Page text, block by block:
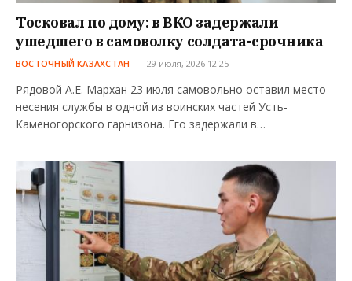
Тосковал по дому: в ВКО задержали
ушедшего в самоволку солдата-срочника
ВОСТОЧНЫЙ КАЗАХСТАН 29 июля, 2026 12:25
Рядовой А.Е. Мархан 23 июля самовольно оставил место
несения службы в одной из воинских частей Усть-
Каменогорского гарнизона. Его задержали в…